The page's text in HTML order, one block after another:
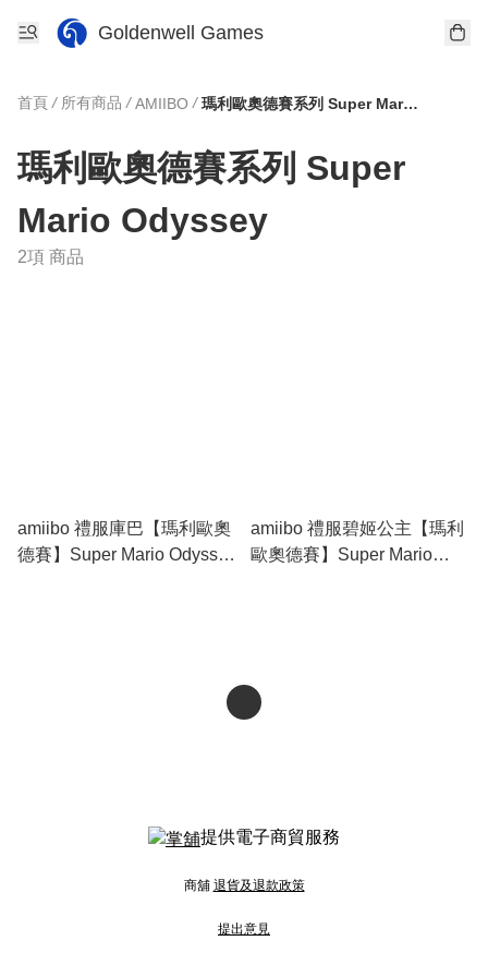
Goldenwell Games
首頁 / 所有商品 / AMIIBO / 瑪利歐奧德賽系列 Super Mario Odyssey
瑪利歐奧德賽系列 Super
Mario Odyssey
2項 商品
amiibo 禮服庫巴【瑪利歐奧
德賽】Super Mario Odyssey
amiibo 禮服碧姬公主【瑪利
歐奧德賽】Super Mario
提供電子商貿服務
商舖 退貨及退款政策
提出意見